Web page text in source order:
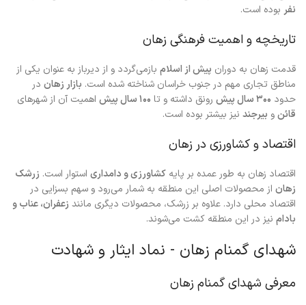
نفر بوده است.
تاریخچه و اهمیت فرهنگی زهان
قدمت زهان به دوران پیش از اسلام بازمی‌گردد و از دیرباز به عنوان یکی از
مناطق تجاری مهم در جنوب خراسان شناخته شده است. بازار زهان در
حدود ۳۰۰ سال پیش رونق داشته و تا ۱۰۰ سال پیش
اهمیت آن از شهرهای
قائنو بیرجند نیز بیشتر بوده است.
اقتصاد و کشاورزی در زهان
اقتصاد زهان به طور عمده بر پایه کشاورزی و دامداری استوار است. زرشک
زهان از محصولات اصلی این منطقه به شمار می‌رود و سهم بسزایی در
اقتصاد محلی دارد. علاوه بر زرشک، محصولات دیگری مانند زعفران، عناب و
بادام نیز در این منطقه کشت می‌شوند.
شهدای گمنام زهان - نماد ایثار و شهادت
معرفی شهدای گمنام زهان